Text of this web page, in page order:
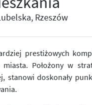
Rzeszów
prestiżowych
miasta. Położony w
stanowi doskonały